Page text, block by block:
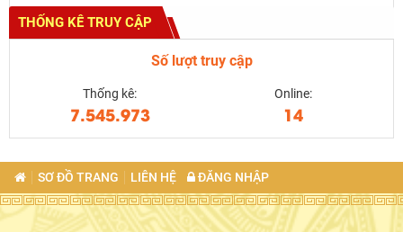
THỐNG KÊ TRUY CẬP
Số lượt truy cập
Thống kê:
7.545.973
Online:
14
SƠ ĐỒ TRANG LIÊN HỆ ĐĂNG NHẬP